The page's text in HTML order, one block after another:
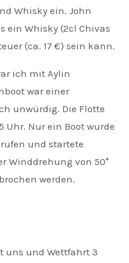
Whisky ein. John
ein Whisky (2cl Chivas
(ca. 17 €) sein kann.
ich mit Aylin
war einer
unwürdig. Die Flotte
Nur ein Boot wurde
und startete
Winddrehung von 50°
werden.
uns und Wettfahrt 3